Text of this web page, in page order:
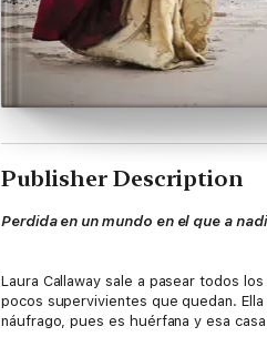
Publisher Description
Perdida en un mundo en el que a
Laura Callaway sale a pasear todos
pocos supervivientes que quedan.
náufrago, pues es huérfana y esa